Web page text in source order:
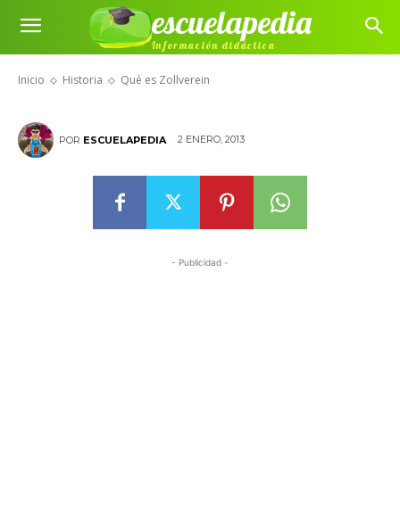
escuelapedia
Información didáctica
Inicio Historia Qué es Zollverein
Qué es Zollverein
POR ESCUELAPEDIA 2 ENERO, 2013
- Publicidad -